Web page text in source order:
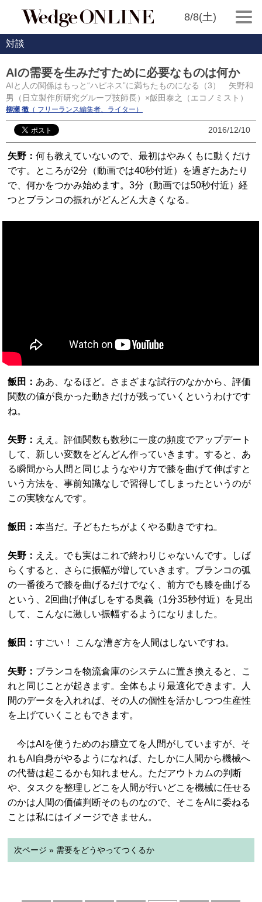
8/8(土)
対談
AIの需要を生みだすために必要なものは何か
AIと人の関係はもっと“ハピネス”に満ちたものになる（3） 矢野和
男（日立製作所研究グループ技師長）×飯田泰之（エコノミスト）
柳瀬 徹 （ フリーランス編集者、ライター）
2016/12/10
矢野：何も教えていないので、最初はやみくもに動くだけ
です。ところが2分（動画では40秒付近）を過ぎたあたり
で、何かをつかみ始めます。3分（動画では50秒付近）経
つとブランコの振れがどんどん大きくなる。
飯田： ああ、なるほど。さまざまな試行のなかから、評価
関数の値が良かった動きだけが残っていくというわけです
ね。
矢野： ええ。評価関数も数秒に一度の頻度でアップデート
して、新しい変数をどんどん作っていきます。すると、あ
る瞬間から人間と同じようなやり方で膝を曲げて伸ばすと
いう方法を、事前知識なしで習得してしまったというのが
この実験なんです。
飯田：本当だ。子どもたちがよくやる動きですね。
矢野： ええ。でも実はこれで終わりじゃないんです。しば
らくすると、さらに振幅が増していきます。ブランコの弧
の一番後ろで膝を曲げるだけでなく、前方でも膝を曲げる
という、2回曲げ伸ばしをする奥義（1分35秒付近）を見出
して、こんなに激しい振幅するようになりました。
飯田：すごい！ こんな漕ぎ方を人間はしないですね。
矢野： ブランコを物流倉庫のシステムに置き換えると、こ
れと同じことが起きます。全体もより最適化できます。人
間のデータを入れれば、その人の個性を活かしつつ生産性
を上げていくこともできます。
今はAIを使うためのお膳立てを人間がしていますが、そ
れもAI自身がやるようになれば、たしかに人間から機械へ
の代替は起こるかも知れません。ただアウトカムの判断
や、タスクを整理しどこを人間が行いどこを機械に任せる
のかは人間の価値判断そのものなので、そこをAIに委ねる
ことは私にはイメージできません。
次ページ » 需要をどうやってつくるか